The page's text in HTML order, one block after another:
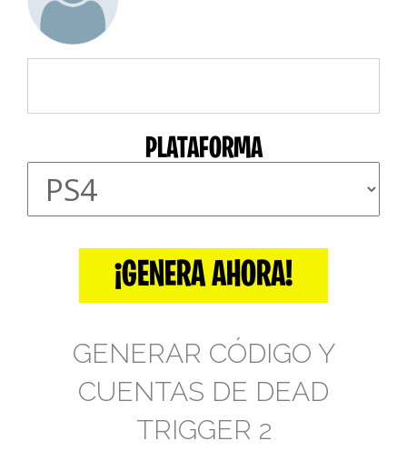
PLATAFORMA
¡GENERA AHORA!
GENERAR CÓDIGO Y
CUENTAS DE DEAD
TRIGGER 2